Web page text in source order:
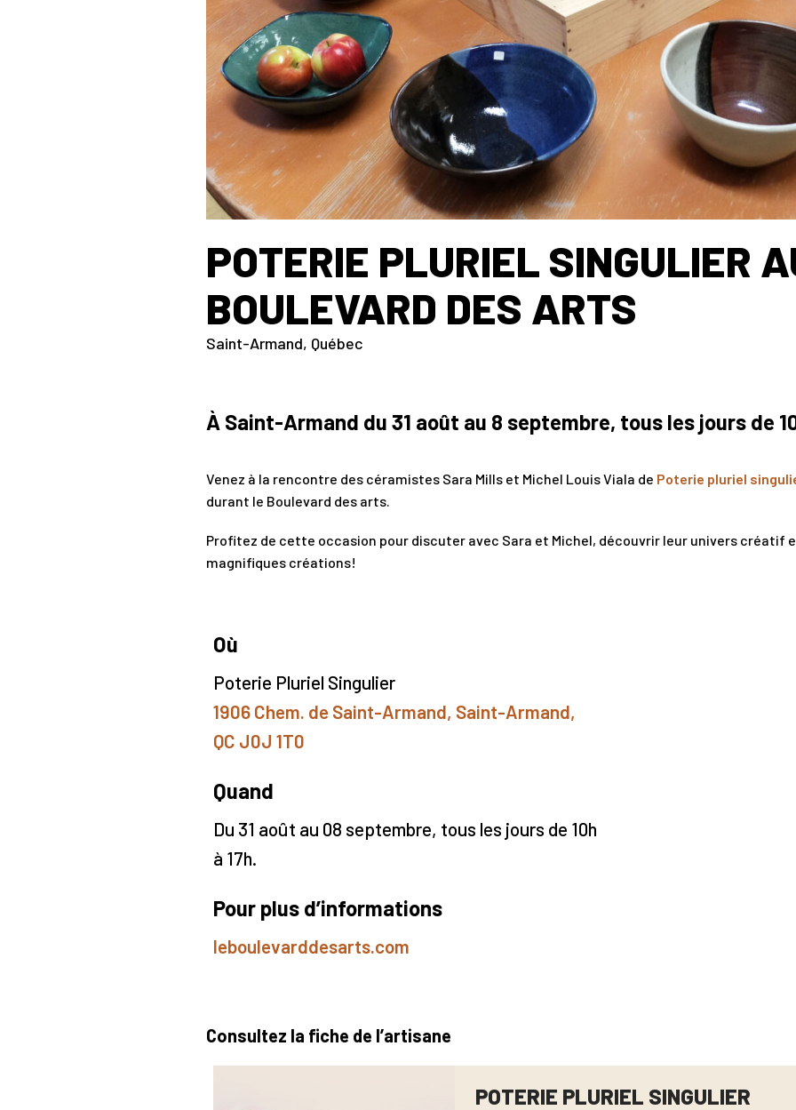
POTERIE PLURIEL SINGULIER
BOULEVARD DES ARTS
Saint-Armand, Québec
À Saint-Armand du 31 août au 8 septembre, tous les jours de
Venez à la rencontre des céramistes Sara Mills et Michel Louis Viala de Poterie pluriel
durant le Boulevard des arts.
Profitez de cette occasion pour discuter avec Sara et Michel, découvrir leur univers créatif
magnifiques créations!
Où
Poterie Pluriel Singulier
1906 Chem. de Saint-Armand, Saint-Armand,
QC J0J 1T0
Quand
Du 31 août au 08 septembre, tous les jours de 10h
à 17h.
Pour plus d’informations
leboulevarddesarts.com
Consultez la fiche de l’artisane
POTERIE PLURIEL SINGULIER